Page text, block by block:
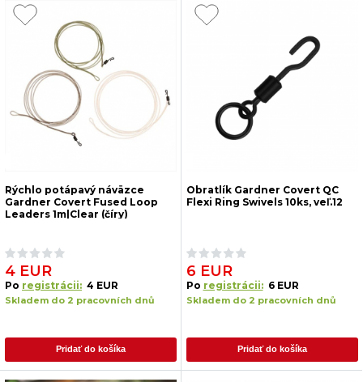
Rýchlo potápavý náväzce
Gardner Covert Fused Loop
Leaders 1m|Clear (číry)
4 EUR
Po registrácii: 4 EUR
Skladem do 2 pracovních dnů
Pridať do košíka
Obratlík Gardner Covert QC
Flexi Ring Swivels 10ks, veľ.12
6 EUR
Po registrácii: 6 EUR
Skladem do 2 pracovních dnů
Pridať do košíka